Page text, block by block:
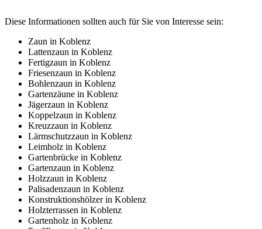
Diese Informationen sollten auch für Sie von Interesse sein:
Zaun in Koblenz
Lattenzaun in Koblenz
Fertigzaun in Koblenz
Friesenzaun in Koblenz
Bohlenzaun in Koblenz
Gartenzäune in Koblenz
Jägerzaun in Koblenz
Koppelzaun in Koblenz
Kreuzzaun in Koblenz
Lärmschutzzaun in Koblenz
Leimholz in Koblenz
Gartenbrücke in Koblenz
Gartenzaun in Koblenz
Holzzaun in Koblenz
Palisadenzaun in Koblenz
Konstruktionshölzer in Koblenz
Holzterrassen in Koblenz
Gartenholz in Koblenz